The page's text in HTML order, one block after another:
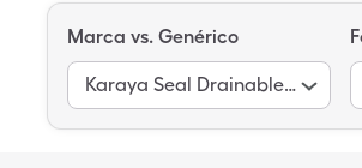
Marca vs. Genérico
Karaya Seal Drainable Pouch